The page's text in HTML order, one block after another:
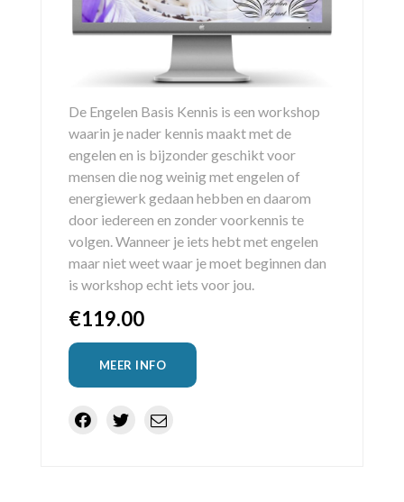
De Engelen Basis Kennis is een workshop
waarin je nader kennis maakt met de
engelen en is bijzonder geschikt voor
mensen die nog weinig met engelen of
energiewerk gedaan hebben en daarom
door iedereen en zonder voorkennis te
volgen. Wanneer je iets hebt met engelen
maar niet weet waar je moet beginnen dan
is workshop echt iets voor jou.
€119.00
MEER INFO